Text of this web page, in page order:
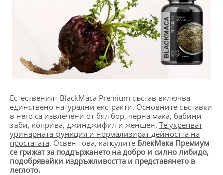
Естественият BlackMaca Premium състав включва
единствено натурални екстракти. Основните съставки
в него са извлечени от бял бор, черна мака, бабини
зъби, коприва, джинджифил и женшен. Те укрепват
уринарната функция и нормализират дейността на
простатата. Освен това, капсулите БлекМака Премиум
се грижат за поддържането на добро и силно либидо,
подобрявайки издръжливостта и представянето в
леглото.